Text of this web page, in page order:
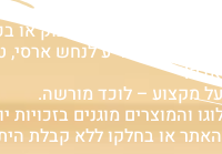
המובא באתר, בדף פיסבוק או
להפריע לנחש ארסי,
אדם!
מקצוע – לוכד מורשה.
והמוצרים מוגנים בזכויות
או בחלקו ללא קבלת